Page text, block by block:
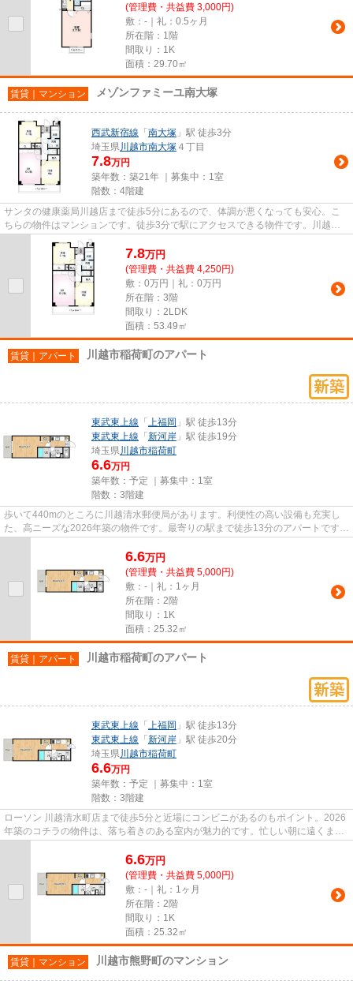
(管理費・共益費 3,000円)
敷：-｜礼：0.5ヶ月
所在階：1階
間取り：1K
面積：29.70㎡
賃貸｜マンション メゾンファミーユ南大塚
西武新宿線 「 南大塚 」駅 徒歩3分
埼玉県川越市南大塚 ４丁目
7.8万円
築年数：築21年 ｜募集中： 1室
階数：4階建
サンタの健康薬局川越店まで徒歩5分にあるので、体調が悪くなっても安心。こ
ちらの物件はマンションです。徒歩3分で駅にアクセスできる物件です。川越市
にある物件をお探しなら03-6912...
7.8万円
(管理費・共益費 4,250円)
敷：0万円｜礼：0万円
所在階：3階
間取り：2LDK
面積：53.49㎡
賃貸｜アパート 川越市稲荷町のアパート
東武東上線 「 上福岡 」駅 徒歩13分
東武東上線 「 新河岸 」駅 徒歩19分
埼玉県川越市稲荷町
6.6万円
築年数：予定 ｜募集中： 1室
階数：3階建
歩いて440mのところに川越清水郵便局があります。利便性の高い設備も充実し
た、高ニーズな2026年築の物件です。最寄りの駅まで徒歩13分のアパートです。
6.6万円
(管理費・共益費 5,000円)
敷：-｜礼：1ヶ月
所在階：2階
間取り：1K
面積：25.32㎡
賃貸｜アパート 川越市稲荷町のアパート
東武東上線 「 上福岡 」駅 徒歩13分
東武東上線 「 新河岸 」駅 徒歩20分
埼玉県川越市稲荷町
6.6万円
築年数：予定 ｜募集中： 1室
階数：3階建
ローソン 川越清水町店まで徒歩5分と近場にコンビニがあるのもポイント。2026
年築のコチラの物件は、落ち着きのある室内が魅力的です。忙しい朝に遠くまで
6.6万円
(管理費・共益費 5,000円)
敷：-｜礼：1ヶ月
所在階：2階
間取り：1K
面積：25.32㎡
賃貸｜マンション 川越市熊野町のマンション